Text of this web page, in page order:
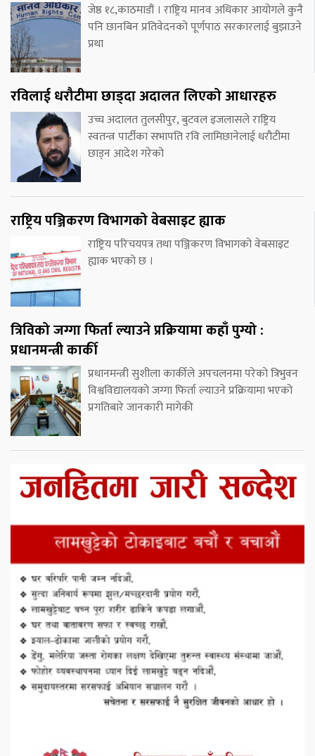
जेष्ठ १८,काठमाडौं । राष्ट्रिय मानव अधिकार आयोगले कुनै
पनि छानबिन प्रतिवेदनको पूर्णपाठ सरकारलाई बुझाउने
प्रथा
रविलाई धरौटीमा छाड्दा अदालत लिएको आधारहरु
उच्च अदालत तुलसीपुर, बुटवल इजलासले राष्ट्रिय
स्वतन्त्र पार्टीका सभापति रवि लामिछानेलाई धरौटीमा
छाड्न आदेश गरेको
राष्ट्रिय पञ्जिकरण विभागको वेबसाइट ह्याक
राष्ट्रिय परिचयपत्र तथा पञ्जिकरण विभागको वेबसाइट
ह्याक भएको छ ।
त्रिविको जग्गा फिर्ता ल्याउने प्रक्रियामा कहाँ पुग्यो :
प्रधानमन्त्री कार्की
प्रधानमन्त्री सुशीला कार्कीले अपचलनमा परेको त्रिभुवन
विश्वविद्यालयको जग्गा फिर्ता ल्याउने प्रक्रियामा भएको
प्रगतिबारे जानकारी मागेकी